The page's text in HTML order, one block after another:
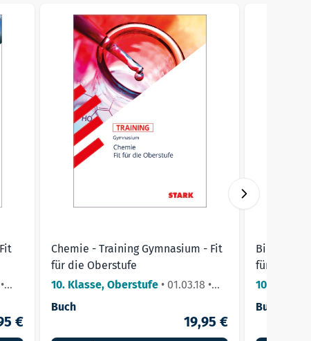
•
€
Chemie - Training Gymnasium - Fit
für die Oberstufe
10. Klasse, Oberstufe • 01.03.18 •
Lieferbar
Buch
19,95 €
Biologie -
für die
10.
Lieferbar
Buch